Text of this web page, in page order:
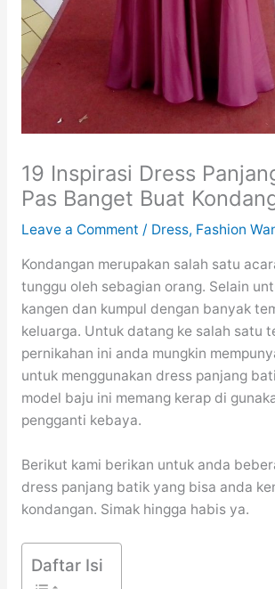
19 Inspirasi Dress
Pas Banget Buat
Leave a Comment / Dress, Fashion
Kondangan merupakan salah satu
tunggu oleh sebagian orang. Selain
kangen dan kumpul dengan banyak
keluarga. Untuk datang ke salah satu
pernikahan ini anda mungkin
untuk menggunakan dress panjang
model baju ini memang kerap di
pengganti kebaya.
Berikut kami berikan untuk anda
dress panjang batik yang bisa anda
kondangan. Simak hingga habis ya.
Daftar Isi